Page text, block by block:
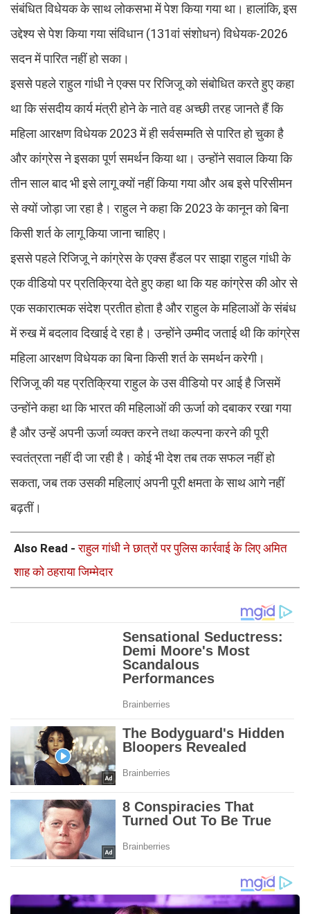
संबंधित विधेयक के साथ लोकसभा में पेश किया गया था। हालांकि, इस
उद्देश्य से पेश किया गया संविधान (131वां संशोधन) विधेयक-2026
सदन में पारित नहीं हो सका।
इससे पहले राहुल गांधी ने एक्स पर रिजिजू को संबोधित करते हुए कहा
था कि संसदीय कार्य मंत्री होने के नाते वह अच्छी तरह जानते हैं कि
महिला आरक्षण विधेयक 2023 में ही सर्वसम्मति से पारित हो चुका है
और कांग्रेस ने इसका पूर्ण समर्थन किया था। उन्होंने सवाल किया कि
तीन साल बाद भी इसे लागू क्यों नहीं किया गया और अब इसे परिसीमन
से क्यों जोड़ा जा रहा है। राहुल ने कहा कि 2023 के कानून को बिना
किसी शर्त के लागू किया जाना चाहिए।
इससे पहले रिजिजू ने कांग्रेस के एक्स हैंडल पर साझा राहुल गांधी के
एक वीडियो पर प्रतिक्रिया देते हुए कहा था कि यह कांग्रेस की ओर से
एक सकारात्मक संदेश प्रतीत होता है और राहुल के महिलाओं के संबंध
में रुख में बदलाव दिखाई दे रहा है। उन्होंने उम्मीद जताई थी कि कांग्रेस
महिला आरक्षण विधेयक का बिना किसी शर्त के समर्थन करेगी।
रिजिजू की यह प्रतिक्रिया राहुल के उस वीडियो पर आई है जिसमें
उन्होंने कहा था कि भारत की महिलाओं की ऊर्जा को दबाकर रखा गया
है और उन्हें अपनी ऊर्जा व्यक्त करने तथा कल्पना करने की पूरी
स्वतंत्रता नहीं दी जा रही है। कोई भी देश तब तक सफल नहीं हो
सकता, जब तक उसकी महिलाएं अपनी पूरी क्षमता के साथ आगे नहीं
बढ़तीं।
Also Read -राहुल गांधी ने छात्रों पर पुलिस कार्रवाई के लिए अमित
शाह को ठहराया जिम्मेदार